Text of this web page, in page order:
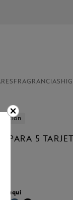
FRAGRANCIAS
PARA 5
caqui